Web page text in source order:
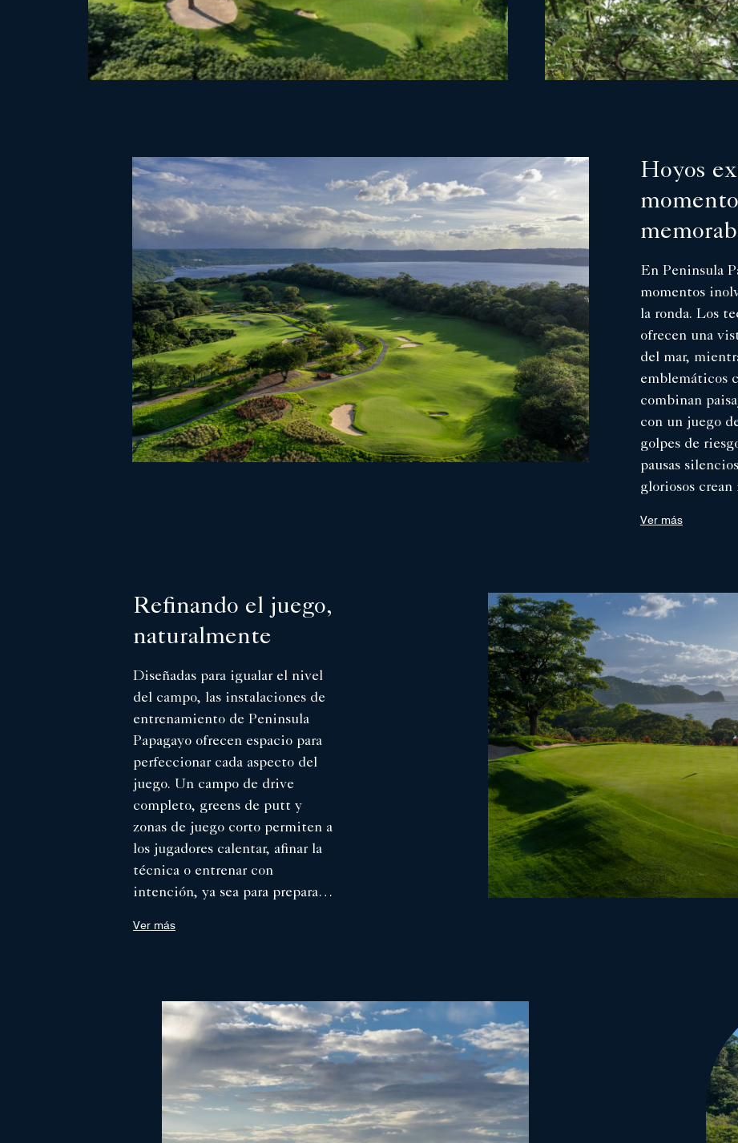
Hoyos
En Peninsula
momentos
la ronda. Los
ofrecen una
del mar,
emblemáticos
combinan
con un juego
golpes de
pausas
gloriosos crean
Ver más
Refinando el juego,
naturalmente
Diseñadas para igualar el nivel
del campo, las instalaciones de
entrenamiento de Peninsula
Papagayo ofrecen espacio para
perfeccionar cada aspecto del
juego. Un campo de drive
completo, greens de putt y
zonas de juego corto permiten a
los jugadores calentar, afinar la
técnica o entrenar con
intención, ya sea para prepararse
Ver más